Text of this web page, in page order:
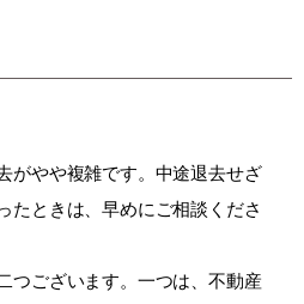
がやや複雑です。中途退去せざ
たときは、早めにご相談くださ
つございます。一つは、不動産